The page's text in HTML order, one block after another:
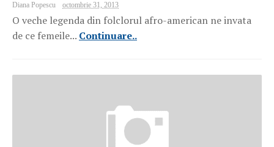
Diana Popescu octombrie 31, 2013
O veche legenda din folclorul afro-american ne invata
de ce femeile... Continuare..